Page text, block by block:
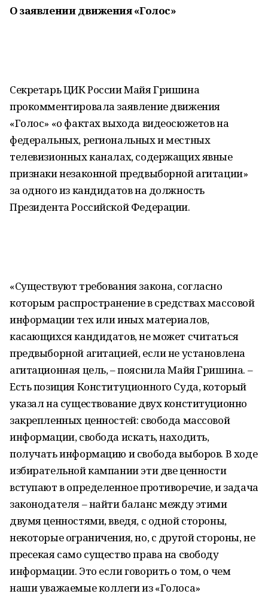
О заявлении движения «Голос»
Секретарь ЦИК России Майя Гришина
прокомментировала заявление движения
«Голос» «о фактах выхода видеосюжетов на
федеральных, региональных и местных
телевизионных каналах, содержащих явные
признаки незаконной предвыборной агитации»
за одного из кандидатов на должность
Президента Российской Федерации.
«Существуют требования закона, согласно
которым распространение в средствах массовой
информации тех или иных материалов,
касающихся кандидатов, не может считаться
предвыборной агитацией, если не установлена
агитационная цель, – пояснила Майя Гришина. –
Есть позиция Конституционного Суда, который
указал на существование двух конституционно
закрепленных ценностей: свобода массовой
информации, свобода искать, находить,
получать информацию и свобода выборов. В ходе
избирательной кампании эти две ценности
вступают в определенное противоречие, и задача
законодателя – найти баланс между этими
двумя ценностями, введя, с одной стороны,
некоторые ограничения, но, с другой стороны, не
пресекая само существо права на свободу
информации. Это если говорить о том, о чем
наши уважаемые коллеги из «Голоса»